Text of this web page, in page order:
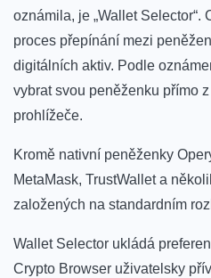
oznámila, je „Wallet
proces přepínání mezi
digitálních aktiv. Podle
vybrat svou peněženku přímo
prohlížeče.
Kromě nativní peněženky
MetaMask, TrustWallet a
založených na standardním
Wallet Selector ukládá
Crypto Browser uživatelsky